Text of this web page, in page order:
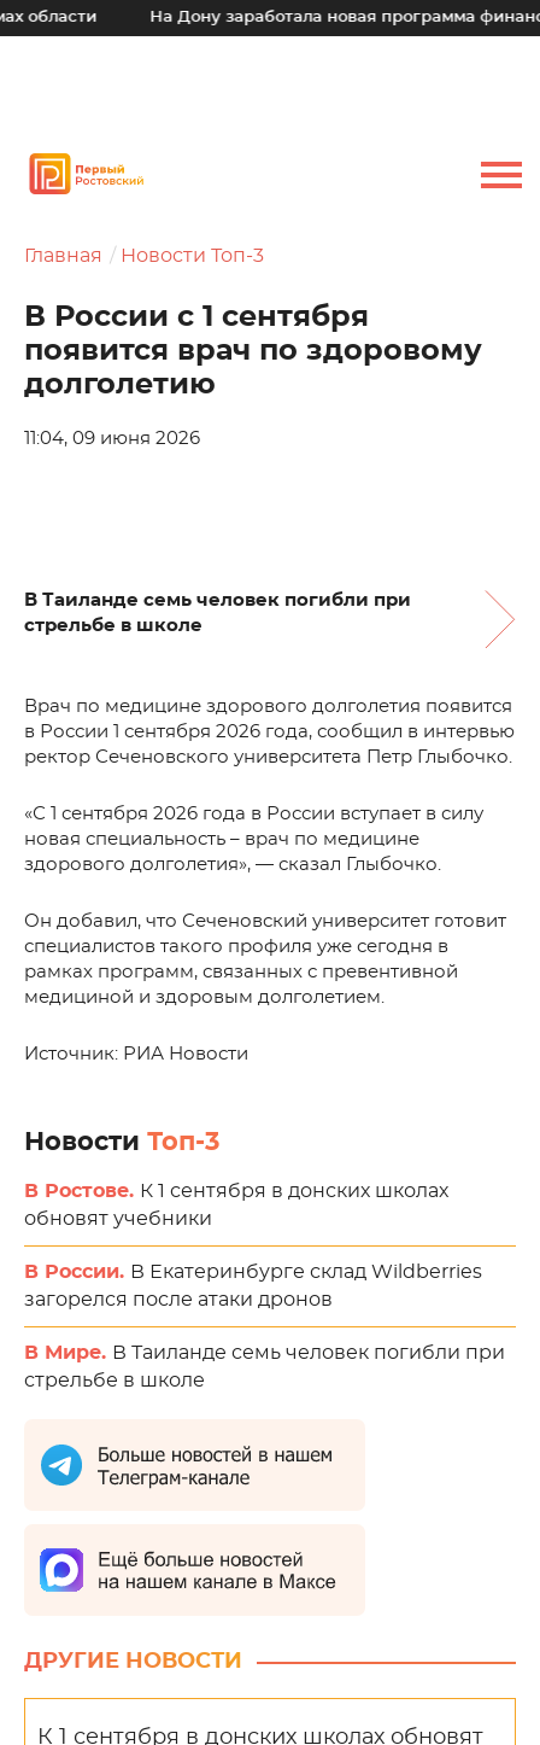
На Дону заработала новая программа
Главная Новости Топ-3
В России с 1 сентября
появится врач по здоровому
долголетию
11:04, 09 июня 2026
В Таиланде семь человек погибли при
стрельбе в школе
Врач по медицине здорового долголетия появится
в России 1 сентября 2026 года, сообщил в интервью
ректор Сеченовского университета Петр Глыбочко.
«С 1 сентября 2026 года в России вступает в силу
новая специальность – врач по медицине
здорового долголетия», — сказал Глыбочко.
Он добавил, что Сеченовский университет готовит
специалистов такого профиля уже сегодня в
рамках программ, связанных с превентивной
медициной и здоровым долголетием.
Источник: РИА Новости
Новости Топ-3
В Ростове. К 1 сентября в донских школах
обновят учебники
В России. В Екатеринбурге склад Wildberries
загорелся после атаки дронов
В Мире. В Таиланде семь человек погибли при
стрельбе в школе
ДРУГИЕ НОВОСТИ
К 1 сентября в донских школах обновят